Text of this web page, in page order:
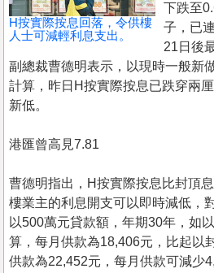
手
冊
關
於
我
們
H按實際按息回落，令供樓
人士可減輕利息支出。
下跌至
子，已
21日後
副總裁曹德明表示，以現時一般新
計算，昨日H按實際按息已跌穿兩
新低。
港匯曾高見7.81
曹德明指出，H按實際按息比封頂
樓業主的利息開支可以即時減低，
以500萬元貸款額，年期30年，如
算，每月供款為18,406元，比起以
供款為22,452元，每月供款可減少